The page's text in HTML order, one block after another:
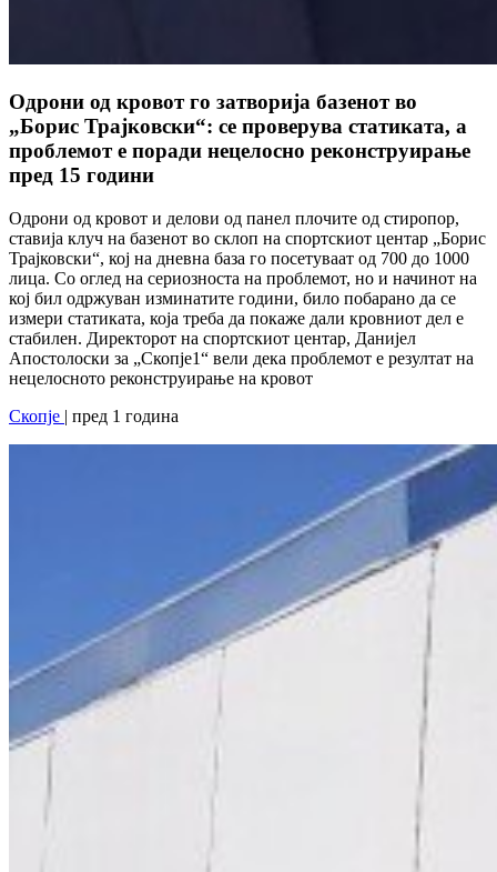
Одрони од кровот го затворија базенот во
„Борис Трајковски“: се проверува статиката, а
проблемот е поради нецелосно реконструирање
пред 15 години
Одрони од кровот и делови од панел плочите од стиропор,
ставија клуч на базенот во склоп на спортскиот центар „Борис
Трајковски“, кој на дневна база го посетуваат од 700 до 1000
лица. Со оглед на сериозноста на проблемот, но и начинот на
кој бил одржуван изминатите години, било побарано да се
измери статиката, која треба да покаже дали кровниот дел е
стабилен. Директорот на спортскиот центар, Данијел
Апостолоски за „Скопје1“ вели дека проблемот е резултат на
нецелосното реконструирање на кровот
Скопје | пред 1 година